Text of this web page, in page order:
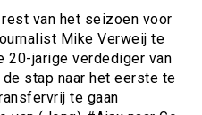
van het seizoen voor
Mike Verweij te
20-jarige verdediger van
stap naar het eerste te
te gaan